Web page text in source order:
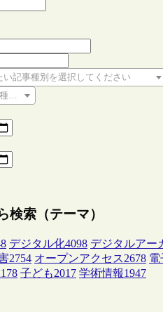
い記事種別を選択してください
を選択してください
検索（テーマ）
デジタル化4098 デジタルアー
2754 オープンアクセス2678 電
子ども2017 学術情報1947